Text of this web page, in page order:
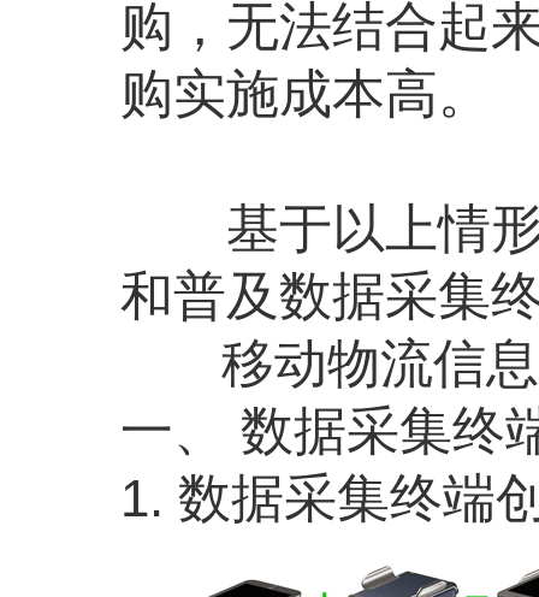
购，无法结合起
购实施成本高。
基于以上情形
和普及数据采集
移动物流信息
一、 数据采集终
1. 数据采集终端